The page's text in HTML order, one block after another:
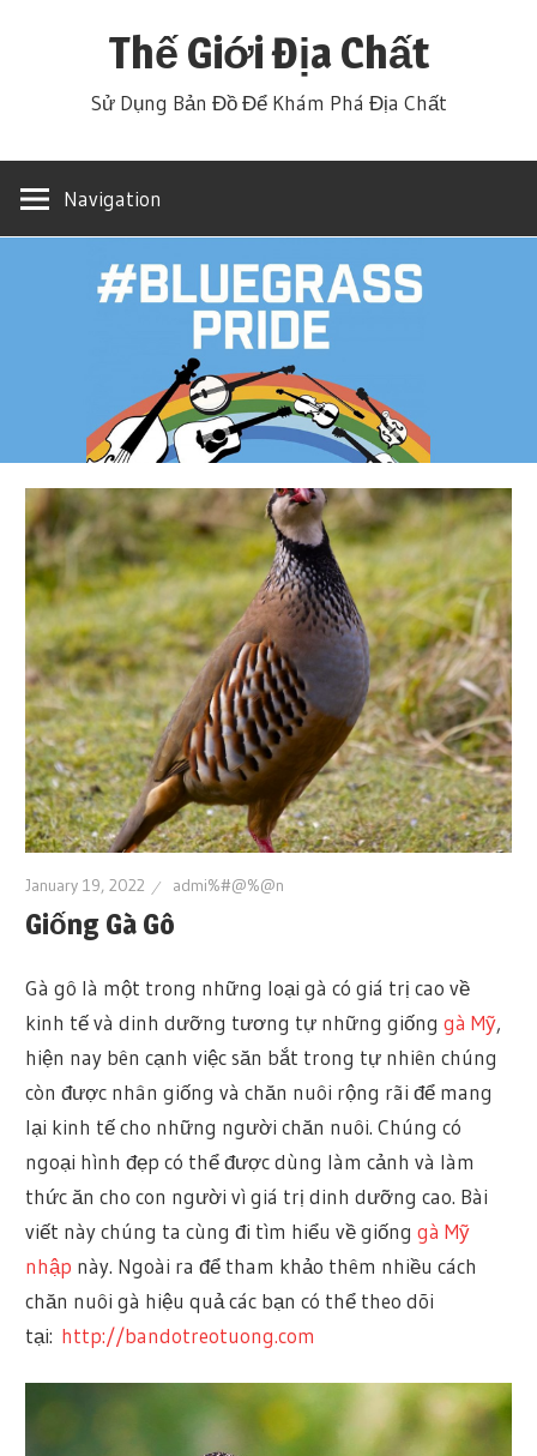
Thế Giới Địa Chất
Sử Dụng Bản Đồ Để Khám Phá Địa Chất
Navigation
January 19, 2022 admi%#@%@n
Giống Gà Gô
Gà gô là một trong những loại gà có giá trị cao về
kinh tế và dinh dưỡng tương tự những giốnggà Mỹ,
hiện nay bên cạnh việc săn bắt trong tự nhiên chúng
còn được nhân giống và chăn nuôi rộng rãi để mang
lại kinh tế cho những người chăn nuôi. Chúng có
ngoại hình đẹp có thể được dùng làm cảnh và làm
thức ăn cho con người vì giá trị dinh dưỡng cao. Bài
viết này chúng ta cùng đi tìm hiểu về giốnggà Mỹ
nhập này. Ngoài ra để tham khảo thêm nhiều cách
chăn nuôi gà hiệu quả các bạn có thể theo dõi
tại: http://bandotreotuong.com